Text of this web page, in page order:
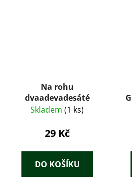
Na rohu
dvaadevadesáté
Skladem (1 ks)
29 Kč
DO KOŠÍKU